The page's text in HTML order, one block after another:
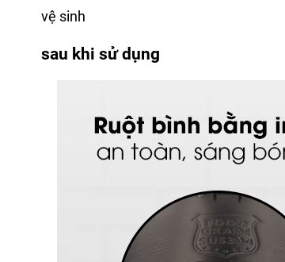
vệ sinh
sau khi sử dụng